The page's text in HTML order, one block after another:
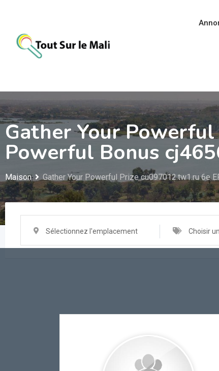
contenu
Gather Your
Powerful Bonus
Maison Gather Your Powerful Prize cu097012.tw1.ru 6e
Sélectionnez l'emplacement Choisir